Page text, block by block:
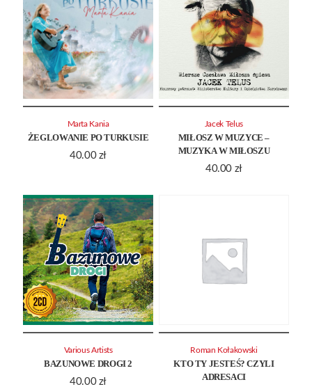
ŻEGLOWANIE PO TURKUSIE
40.00 zł
Marta Kania
MIŁOSZ W MUZYCE –
MUZYKA W MIŁOSZU
40.00 zł
Jacek Telus
BAZUNOWE DROGI 2
40.00 zł
Various Artists
KTO TY JESTEŚ? CZYLI
ADRESACI
Roman Kołakowski